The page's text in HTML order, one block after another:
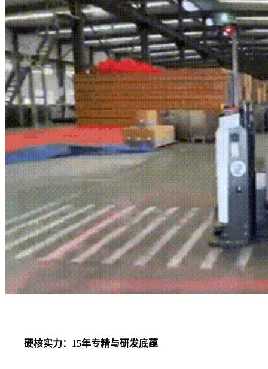
硬核实力：15年专精与研发底蕴